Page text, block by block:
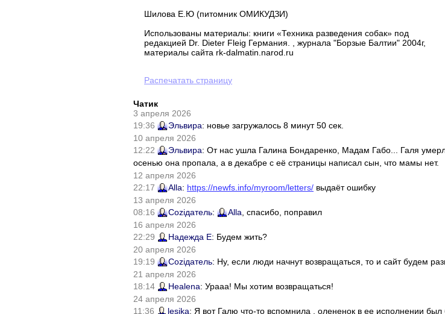
Шилова Е.Ю (питомник ОМИКУДЗИ)
Использованы материалы: книги «Техника разведения собак» под
редакцией Dr. Dieter Fleig Германия. , журнала "Борзые Балтии" 2004г,
материалы сайта rk-dalmatin.narod.ru
Распечатать страницу
Чатик
3 апреля 2026
19:36
Эльвира: новье загружалось 8 минут 50 сек.
10 апреля 2026
12:22
Эльвира: От нас ушла Галина Бондаренко, Мадам Габо... Галя
осенью она пропала, а в декабре с её страницы написал сын, что мамы нет.
12 апреля 2026
22:17
Alla: https://newfs.info/myroom/letters/ выдаёт ошибку
13 апреля 2026
08:16
Соziдатель: Alla , спасибо, поправил
16 апреля 2026
22:29
Надежда Е: Будем жить?
20 апреля 2026
19:19
Соziдатель: Ну, если люди начнут возвращаться, то и сайт будем
21 апреля 2026
18:14
Healena: Урааа! Мы хотим возвращаться!
24 апреля 2026
11:36
lesika: Я вот Галю что-то вспомнила , олененок в ее исполнении был